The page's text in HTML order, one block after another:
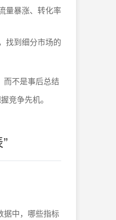
量暴涨、转化率
找到细分市场的
而不是事后总结
竞争先机。
据中，哪些指标